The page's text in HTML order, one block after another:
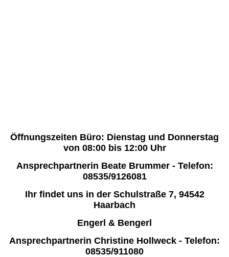
Öffnungszeiten Büro: Dienstag und Donnerstag
von 08:00 bis 12:00 Uhr
Ansprechpartnerin Beate Brummer - Telefon:
08535/9126081
Ihr findet uns in der Schulstraße 7, 94542
Haarbach
Engerl & Bengerl
Ansprechpartnerin Christine Hollweck - Telefon:
08535/911080